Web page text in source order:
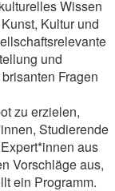
Wissen
Kultur und
und
Fragen
zu erzielen,
Studierende
aus
Vorschläge aus,
ein Programm.